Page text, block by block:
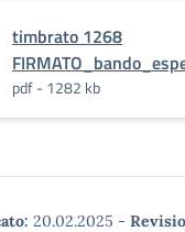
timbrato 1268
pdf - 1282 kb
20.02.2025 -